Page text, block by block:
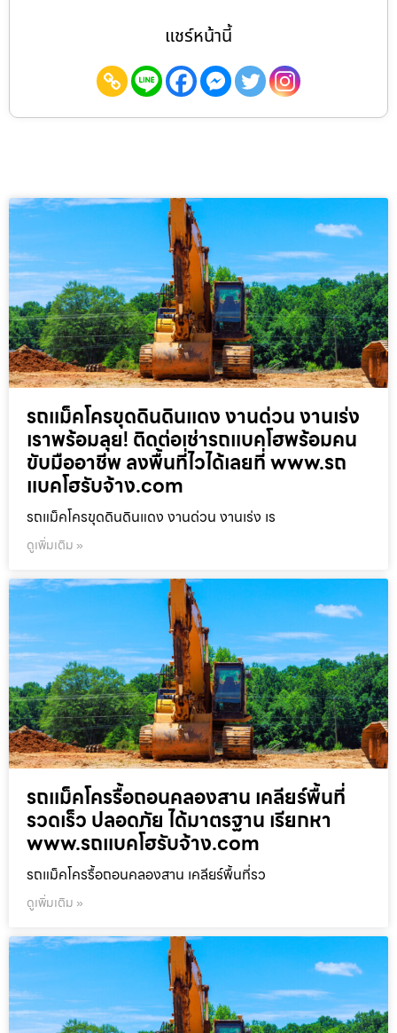
แชร์หน้านี้
รถแม็คโครขุดดินดินแดง งานด่วน งานเร่ง
เราพร้อมลุย! ติดต่อเช่ารถแบคโฮพร้อมคน
ขับมืออาชีพ ลงพื้นที่ไวได้เลยที่ www.รถ
แบคโฮรับจ้าง.com
รถแม็คโครขุดดินดินแดง งานด่วน งานเร่ง เร
ดูเพิ่มเติม »
รถแม็คโครรื้อถอนคลองสาน เคลียร์พื้นที่
รวดเร็ว ปลอดภัย ได้มาตรฐาน เรียกหา
www.รถแบคโฮรับจ้าง.com
รถแม็คโครรื้อถอนคลองสาน เคลียร์พื้นที่รว
ดูเพิ่มเติม »